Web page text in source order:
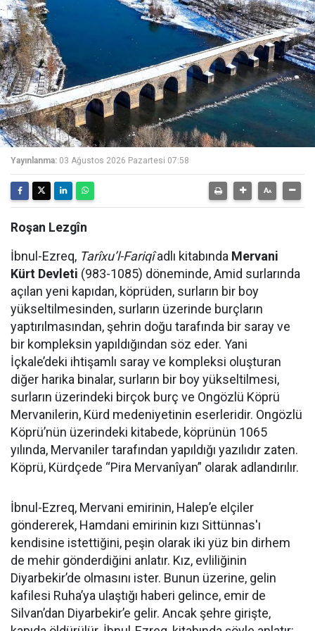
Yayınlanma: 03 Ağustos 2026 Pazartesi 07:58
Roşan Lezgîn
İbnul-Ezreq, Tarîxu’l-Fariqîadlı kitabında Mervani
Kürt Devleti (983-1085) döneminde, Amid surlarında
açılan yeni kapıdan, köprüden, surların bir boy
yükseltilmesinden, surların üzerinde burçların
yaptırılmasından, şehrin doğu tarafında bir saray ve
bir kompleksin yapıldığından söz eder. Yani
İçkale’deki ihtişamlı saray ve kompleksi oluşturan
diğer harika binalar, surların bir boy yükseltilmesi,
surların üzerindeki birçok burç ve Ongözlü Köprü
Mervanilerin, Kürd medeniyetinin eserleridir. Ongözlü
Köprü’nün üzerindeki kitabede, köprünün 1065
yılında, Mervaniler tarafından yapıldığı yazılıdır zaten.
Köprü, Kürdçede “Pira Mervanîyan” olarak adlandırılır.
İbnul-Ezreq, Mervani emirinin, Halep’e elçiler
göndererek, Hamdani emirinin kızı Sittünnas'ı
kendisine istettiğini, peşin olarak iki yüz bin dirhem
de mehir gönderdiğini anlatır. Kız, evliliğinin
Diyarbekir’de olmasını ister. Bunun üzerine, gelin
kafilesi Ruha’ya ulaştığı haberi gelince, emir de
Silvan’dan Diyarbekir’e gelir. Ancak şehre girişte,